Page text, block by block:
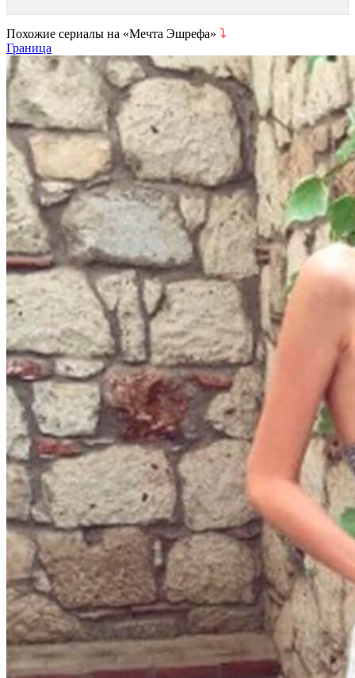
Похожие сериалы на «Мечта Эшрефа» ⤵
Граница